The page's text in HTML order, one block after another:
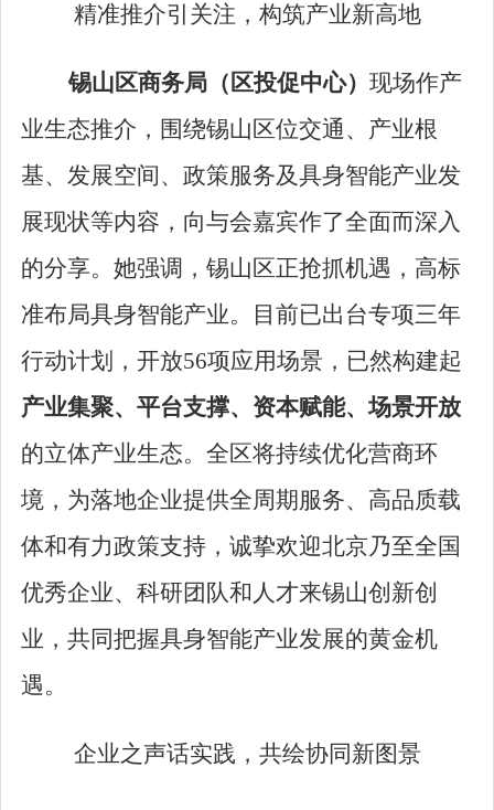
精准推介引关注，构筑产业新高地
锡山区商务局（区投促中心） 现场作产
业生态推介，围绕锡山区位交通、产业根
基、发展空间、政策服务及具身智能产业发
展现状等内容，向与会嘉宾作了全面而深入
的分享。她强调，锡山 区正抢抓机遇，高标
准布局具身智能产业。
目前已出台专项三年
行动计划，开放56项应用场景，已然构建起
产业集聚、平台支撑、资本赋能、场景开放
的立体产业生态。 全区将持续优化营商环
境，为落地企业提供全周期服务、高品质载
体和有力政策支持，诚挚欢迎北京乃至全国
优秀企业、科研团队和人才来锡山创新创
业，共同把握具身智能产业发展的黄金机
遇。
企业之声话实践，共绘协同新图景